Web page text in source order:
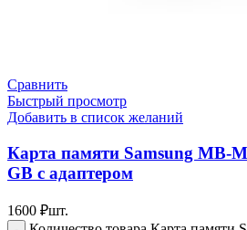
Сравнить
Быстрый просмотр
Добавить в список желаний
Карта памяти Samsung MB-
GB с адаптером
1600 ₽шт.